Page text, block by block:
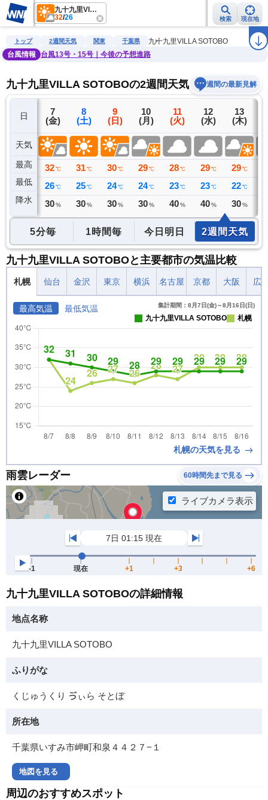
九十九里VILLA SOTOBO
32/26 検索 現在地
雨雲レーダー 台風情報 地震情報 警報・注意報 2週間天気 ラ
トップ 2週間天気 関東 千葉県
九十九里VILLA SOTOBO
台風情報
台風13号・15号｜今後の予想進路
九十九里VILLA SOTOBOの2週間天気予報週間の最新見解
日
天気
最高
最低
降水
6
(木)
30 ℃
24 ℃
0 ミリ
7
(金)
32 ℃
26 ℃
30 %
8
(土)
31 ℃
25 ℃
30 %
9
(日)
30 ℃
24 ℃
30 %
10
(月)
29 ℃
24 ℃
30 %
11
(火)
28 ℃
23 ℃
40 %
12
(水)
29 ℃
23 ℃
40 %
13
(木)
29 ℃
22 ℃
30 %
5分毎 1時間毎 今日明日 2週間天気
九十九里VILLA SOTOBOと主要都市の気温比較
札幌 仙台 金沢 東京 横浜 名古屋 京都 大阪 広
最高気温 最低気温 集計期間：8月7日(金)～8月16日(日)
九十九里VILLA SOTOBO 札幌
札幌の天気を見る
雨雲レーダー 60時間先まで見る
九十九里VILLA SOTOBOの詳細情報
地点名称
九十九里VILLA SOTOBO
ふりがな
くじゅうくり ゔぃら そとぼ
所在地
千葉県いすみ市岬町和泉４４２７−１
地図を見る
周辺のおすすめスポット